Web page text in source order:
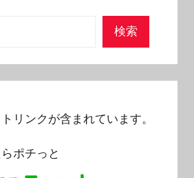
検索
リンクが含まれています。
ポチっと